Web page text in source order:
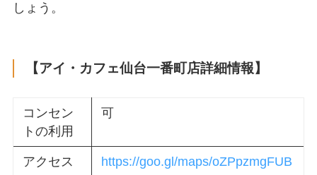
しょう。
【アイ・カフェ仙台一番町店詳細情報】
コンセン
トの利用
可
アクセス
https://goo.gl/maps/oZPpzmgFUB